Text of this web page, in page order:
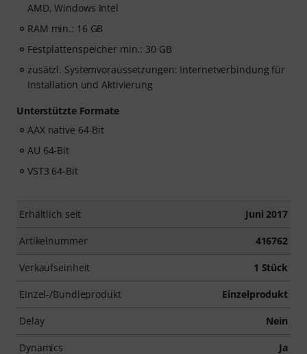
AMD, Windows Intel
RAM min.: 16 GB
Festplattenspeicher min.: 30 GB
zusätzl. Systemvoraussetzungen: Internetverbindung für
Installation und Aktivierung
Unterstützte Formate
AAX native 64-Bit
AU 64-Bit
VST3 64-Bit
Erhältlich seit Juni 2017
Artikelnummer 416762
Verkaufseinheit 1 Stück
Einzel-/Bundleprodukt Einzelprodukt
Delay Nein
Dynamics Ja